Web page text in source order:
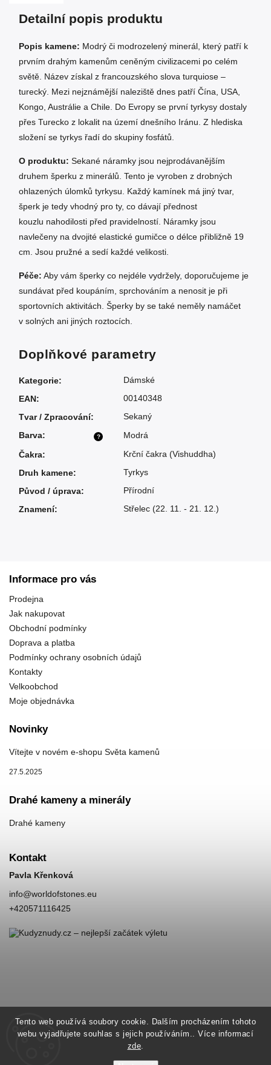
Tento web používá soubory cookie. Dalším procházením tohoto
webu vyjadřujete souhlas s jejich používáním.. Více informací
zde.
Detailní popis produktu
Popis kamene: Modrý či modrozelený minerál, který patří k
prvním drahým kamenům ceněným civilizacemi po celém
světě. Název získal z francouzského slova turquiose –
turecký. Mezi nejznámější naleziště dnes patří Čína, USA,
Kongo, Austrálie a Chile. Do Evropy se první tyrkysy dostaly
přes Turecko z lokalit na území dnešního Iránu. Z hlediska
složení se tyrkys řadí do skupiny fosfátů.
O produktu: Sekané náramky jsou nejprodávanějším
druhem šperku z minerálů. Tento je vyroben z drobných
ohlazených úlomků tyrkysu. Každý kamínek má jiný tvar,
šperk je tedy vhodný pro ty, co dávají přednost
kouzlu nahodilosti před pravidelností. Náramky jsou
navlečeny na dvojité elastické gumičce o délce přibližně 19
cm. Jsou pružné a sedí každé velikosti.
Péče: Aby vám šperky co nejdéle vydržely, doporučujeme je
sundávat před koupáním, sprchováním a nenosit je při
sportovních aktivitách. Šperky by se také neměly namáčet
v solných ani jiných roztocích.
Doplňkové parametry
Kategorie:
Dámské
EAN:
00140348
Tvar / Zpracování: Sekaný
?
Barva:
Modrá
Čakra:
Krční čakra (Vishuddha)
Druh kamene:
Tyrkys
Původ / úprava:
Přírodní
Znamení: Střelec (22. 11. - 21. 12.)
Informace pro vás
Prodejna
Jak nakupovat
Obchodní podmínky
Doprava a platba
Podmínky ochrany osobních údajů
Kontakty
Velkoobchod
Moje objednávka
Novinky
Vítejte v novém e-shopu Světa kamenů
27.5.2025
Drahé kameny a minerály
Drahé kameny
Kontakt
Pavla Křenková
info@worldofstones.eu
+420571116425